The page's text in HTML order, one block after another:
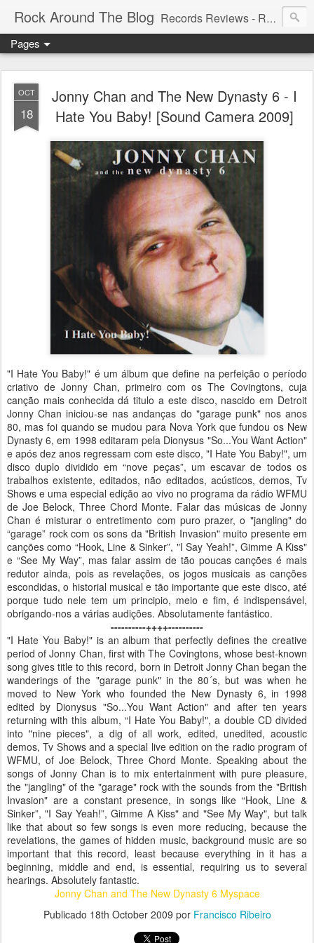
Rock Around The Blog Records Reviews - Running WILD Since 2006!!! - Spreading the wildest New and 60's, Garage, Punk, Psych, Freakbeat, and many other weird sounds.
Pages
OCT
18
Jonny Chan and The New Dynasty 6 - I
Hate You Baby! [Sound Camera 2009]
"I Hate You Baby!" é um álbum que define na perfeição o período
criativo de Jonny Chan, primeiro com os The Covingtons, cuja
canção mais conhecida dá titulo a este disco, nascido em Detroit
Jonny Chan iniciou-se nas andanças do "garage punk" nos anos
80, mas foi quando se mudou para Nova York que fundou os New
Dynasty 6, em 1998 editaram pela Dionysus "So...You Want Action"
e após dez anos regressam com este disco, "I Hate You Baby!", um
disco duplo dividido em “nove peças”, um escavar de todos os
trabalhos existente, editados, não editados, acústicos, demos, Tv
Shows e uma especial edição ao vivo no programa da rádio WFMU
de Joe Belock, Three Chord Monte. Falar das músicas de Jonny
Chan é misturar o entretimento com puro prazer, o "jangling" do
“garage” rock com os sons da "British Invasion" muito presente em
canções como “Hook, Line & Sinker”, "I Say Yeah!”, Gimme A Kiss"
e “See My Way”, mas falar assim de tão poucas canções é mais
redutor ainda, pois as revelações, os jogos musicais as canções
escondidas, o historial musical e tão importante que este disco, até
porque tudo nele tem um principio, meio e fim, é indispensável,
obrigando-nos a várias audições. Absolutamente fantástico.
----------++++----------
"I Hate You Baby!" is an album that perfectly defines the creative
period of Jonny Chan, first with The Covingtons, whose best-known
song gives title to this record, born in Detroit Jonny Chan began the
wanderings of the "garage punk" in the 80´s, but was when he
moved to New York who founded the New Dynasty 6, in 1998
edited by Dionysus "So...You Want Action" and after ten years
returning with this album, “I Hate You Baby!", a double CD divided
into "nine pieces", a dig of all work, edited, unedited, acoustic
demos, Tv Shows and a special live edition on the radio program of
WFMU, of Joe Belock, Three Chord Monte. Speaking about the
songs of Jonny Chan is to mix entertainment with pure pleasure,
the "jangling" of the "garage" rock with the sounds from the "British
Invasion" are a constant presence, in songs like “Hook, Line &
Sinker”, "I Say Yeah!”, Gimme A Kiss" and "See My Way", but talk
like that about so few songs is even more reducing, because the
revelations, the games of hidden music, background music are so
important that this record, least because everything in it has a
beginning, middle and end, is essential, requiring us to several
hearings. Absolutely fantastic.
Jonny Chan and The New Dynasty 6 Myspace
Publicado 18th October 2009 por Francisco Ribeiro